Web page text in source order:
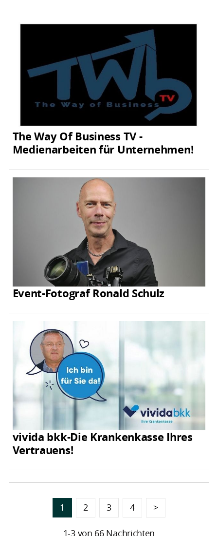
The Way Of Business TV -
Medienarbeiten für Unternehmen!
Event-Fotograf Ronald Schulz
vivida bkk-Die Krankenkasse Ihres
Vertrauens!
1 2 3 4 >
1-3 von 66 Nachrichten